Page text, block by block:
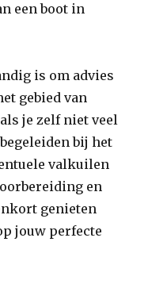
een boot in
is om advies
gebied van
je zelf niet veel
bij het
valkuilen
en
genieten
jouw perfecte